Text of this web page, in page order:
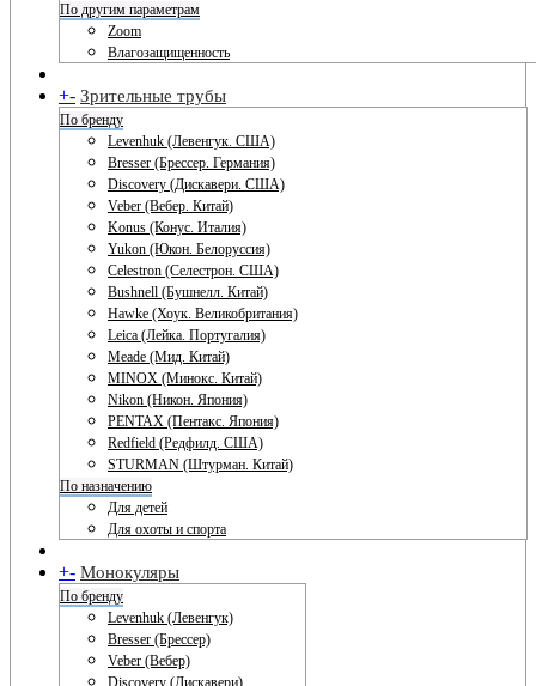
По другим параметрам
Zoom
Влагозащищенность
+- Зрительные трубы
По бренду
Levenhuk (Левенгук. США)
Bresser (Брессер. Германия)
Discovery (Дискавери. США)
Veber (Вебер. Китай)
Konus (Конус. Италия)
Yukon (Юкон. Белоруссия)
Celestron (Селестрон. США)
Bushnell (Бушнелл. Китай)
Hawke (Хоук. Великобритания)
Leica (Лейка. Португалия)
Meade (Мид. Китай)
MINOX (Минокс. Китай)
Nikon (Никон. Япония)
PENTAX (Пентакс. Япония)
Redfield (Редфилд. США)
STURMAN (Штурман. Китай)
По назначению
Для детей
Для охоты и спорта
+- Монокуляры
По бренду
Levenhuk (Левенгук)
Bresser (Брессер)
Veber (Вебер)
Discovery (Дискавери)